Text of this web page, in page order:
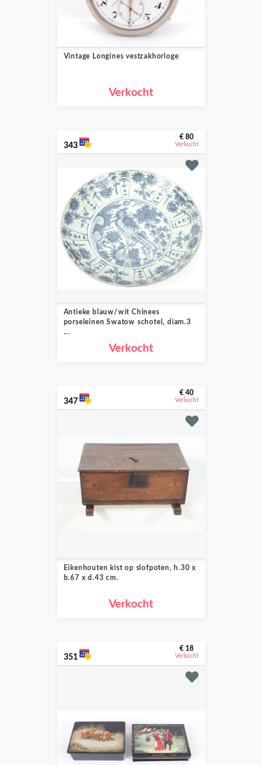
Vintage Longines vestzakhorloge
Verkocht
343
€ 80
Verkocht
Antieke blauw/wit Chinees
porseleinen Swatow schotel, diam.3
...
Verkocht
347
€ 40
Verkocht
Eikenhouten kist op slofpoten, h.30 x
b.67 x d.43 cm.
Verkocht
351
€ 18
Verkocht